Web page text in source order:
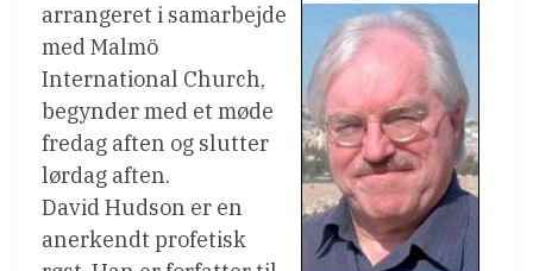
arrangeret i samarbejde
med Malmö
International Church,
begynder med et møde
fredag aften og slutter
lørdag aften.
David Hudson er en
anerkendt profetisk